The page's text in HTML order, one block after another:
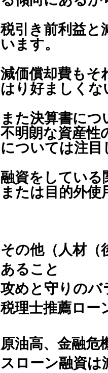
税引き前利益と
います。
減価償却費もそ
はり好ましく
また決算書に
不明朗な資産性
については注目
融資をしている
または目的外
その他（人材（
あること
攻めと守りのバ
税理士推薦ロー
原油高、金融危
スローン融資は